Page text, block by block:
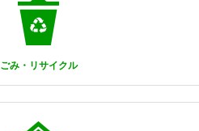
ごみ・リサイクル